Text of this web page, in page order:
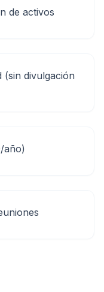
de activos
(sin divulgación
año)